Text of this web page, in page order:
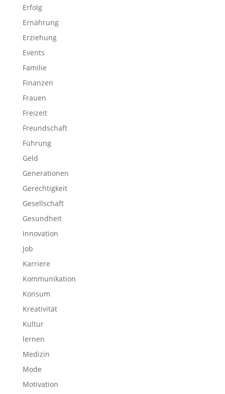
Erfolg
Ernährung
Erziehung
Events
Familie
Finanzen
Frauen
Freizeit
Freundschaft
Führung
Geld
Generationen
Gerechtigkeit
Gesellschaft
Gesundheit
Innovation
Job
Karriere
Kommunikation
Konsum
Kreativität
Kultur
lernen
Medizin
Mode
Motivation